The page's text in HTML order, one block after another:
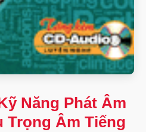
Năng Phát Âm
Trọng Âm Tiếng